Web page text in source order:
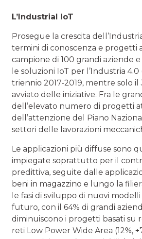
L’Industrial IoT
Prosegue la crescita
termini di conoscenza e progetti
campione di 100 grandi aziende
le soluzioni IoT per l’Industria
triennio 2017-2019, mentre solo
avviato delle iniziative. Fra le
dell’elevato numero di progetti
dell’attenzione del Piano
settori delle lavorazioni
Le applicazioni più diffuse sono
impiegate soprattutto per il
predittiva, seguite dalle
beni in magazzino e lungo la
le fasi di sviluppo di nuovi
futuro, con il 64% di grandi
diminuiscono i progetti basati su
reti Low Power Wide Area (12%,